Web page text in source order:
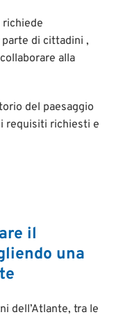
richiede
di cittadini ,
alla
del paesaggio
requisiti richiesti e
il
una
dell’Atlante, tra le